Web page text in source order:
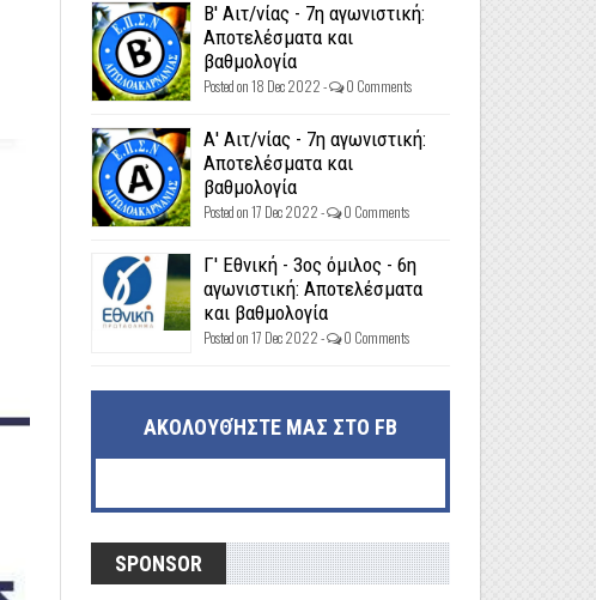
Β' Αιτ/νίας - 7η αγωνιστική:
Αποτελέσματα και
βαθμολογία
Posted on 18 Dec 2022 - 0 Comments
Α' Αιτ/νίας - 7η αγωνιστική:
Αποτελέσματα και
βαθμολογία
Posted on 17 Dec 2022 - 0 Comments
Γ' Εθνική - 3ος όμιλος - 6η
αγωνιστική: Αποτελέσματα
και βαθμολογία
Posted on 17 Dec 2022 - 0 Comments
ΑΚΟΛΟΥΘΉΣΤΕ ΜΑΣ ΣΤΟ FB
SPONSOR